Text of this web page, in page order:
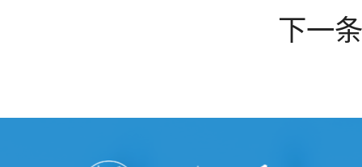
下一